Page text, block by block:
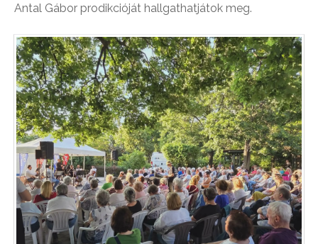
Antal Gábor prodikcióját hallgathatjátok meg.